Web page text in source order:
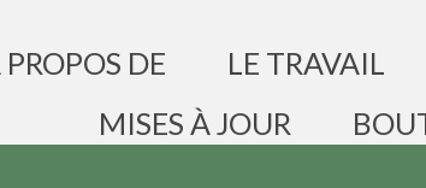
DE LE TRAVAIL
MISES À JOUR